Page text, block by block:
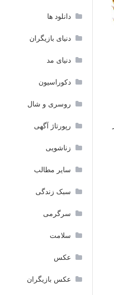
دانلود ها
دنیای بازیگران
دنیای مد
دکوراسیون
روسری و شال
رپورتاژ آگهی
زناشویی
سایر مطالب
سبک زندگی
سرگرمی
سلامت
عکس
عکس بازیگران